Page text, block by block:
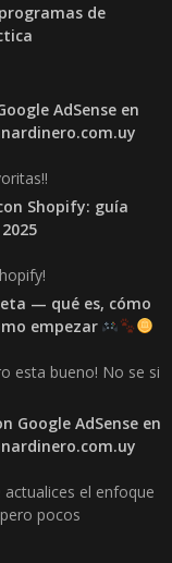
de
AdSense en
Shopify: guía
— qué es, cómo
empezar
esta bueno! No se si
Google AdSense en
el enfoque
pocos